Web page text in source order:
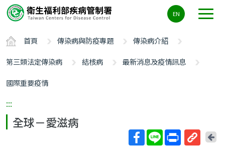
要
容
ALT+C
EN
首頁 傳染病與防疫專題
傳染病介紹
第三類法定傳染病
結核病
最新消息及疫情訊息
國際重要疫情
:::
全球－愛滋病
回